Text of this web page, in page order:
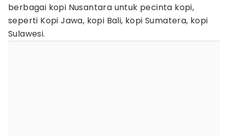
berbagai kopi Nusantara untuk pecinta kopi,
seperti Kopi Jawa, kopi Bali, kopi Sumatera, kopi
Sulawesi.